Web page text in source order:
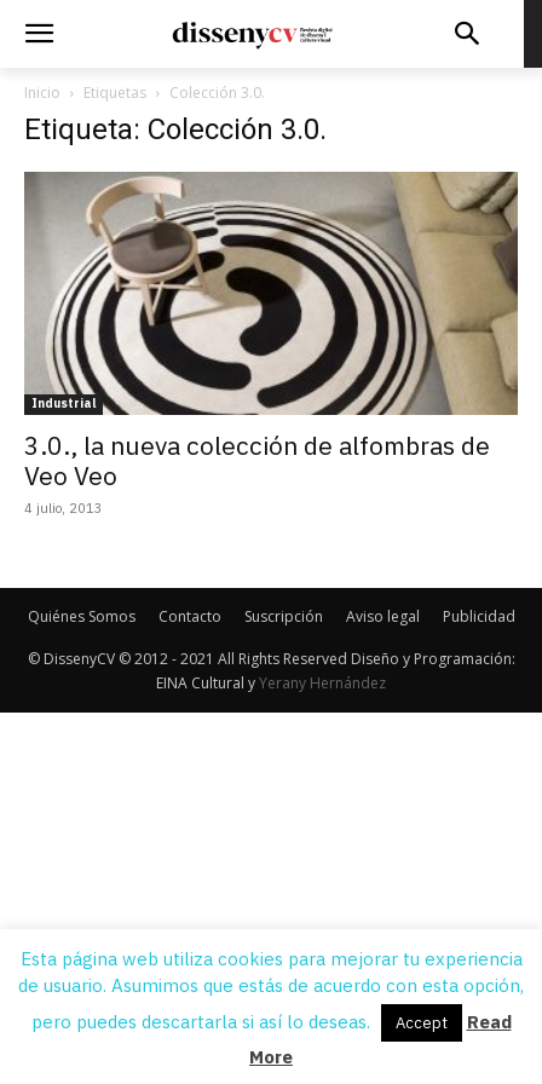
Inicio Etiquetas Colección 3.0.
Etiqueta: Colección 3.0.
Industrial
3.0., la nueva colección de alfombras de
Veo Veo
4 julio, 2013
Quiénes Somos Contacto Suscripción Aviso legal Publicidad
© DissenyCV © 2012 - 2021 All Rights Reserved Diseño y Programación:
EINA Cultural yYerany Hernández
Esta página web utiliza cookies para mejorar tu experiencia
de usuario. Asumimos que estás de acuerdo con esta opción,
pero puedes descartarla si así lo deseas.
Accept
Read
More